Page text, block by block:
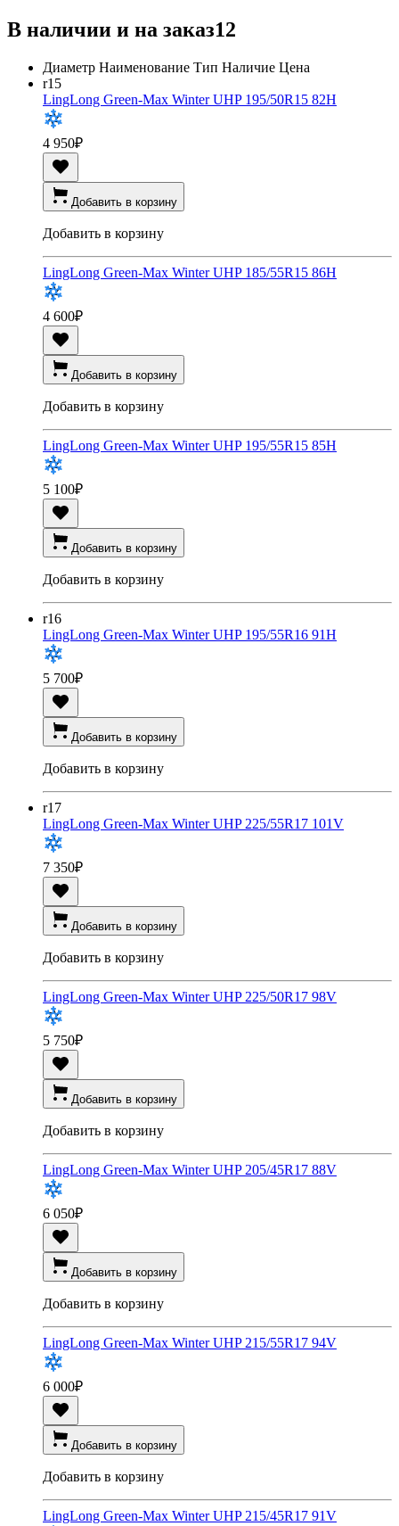
В наличии и на заказ12
Диаметр Наименование Тип Наличие Цена
r15
LingLong Green-Max Winter UHP 195/50R15 82H
4 950₽
Добавить в корзину
Добавить в корзину
LingLong Green-Max Winter UHP 185/55R15 86H
4 600₽
Добавить в корзину
Добавить в корзину
LingLong Green-Max Winter UHP 195/55R15 85H
5 100₽
Добавить в корзину
Добавить в корзину
r16
LingLong Green-Max Winter UHP 195/55R16 91H
5 700₽
Добавить в корзину
Добавить в корзину
r17
LingLong Green-Max Winter UHP 225/55R17 101V
7 350₽
Добавить в корзину
Добавить в корзину
LingLong Green-Max Winter UHP 225/50R17 98V
5 750₽
Добавить в корзину
Добавить в корзину
LingLong Green-Max Winter UHP 205/45R17 88V
6 050₽
Добавить в корзину
Добавить в корзину
LingLong Green-Max Winter UHP 215/55R17 94V
6 000₽
Добавить в корзину
Добавить в корзину
LingLong Green-Max Winter UHP 215/45R17 91V